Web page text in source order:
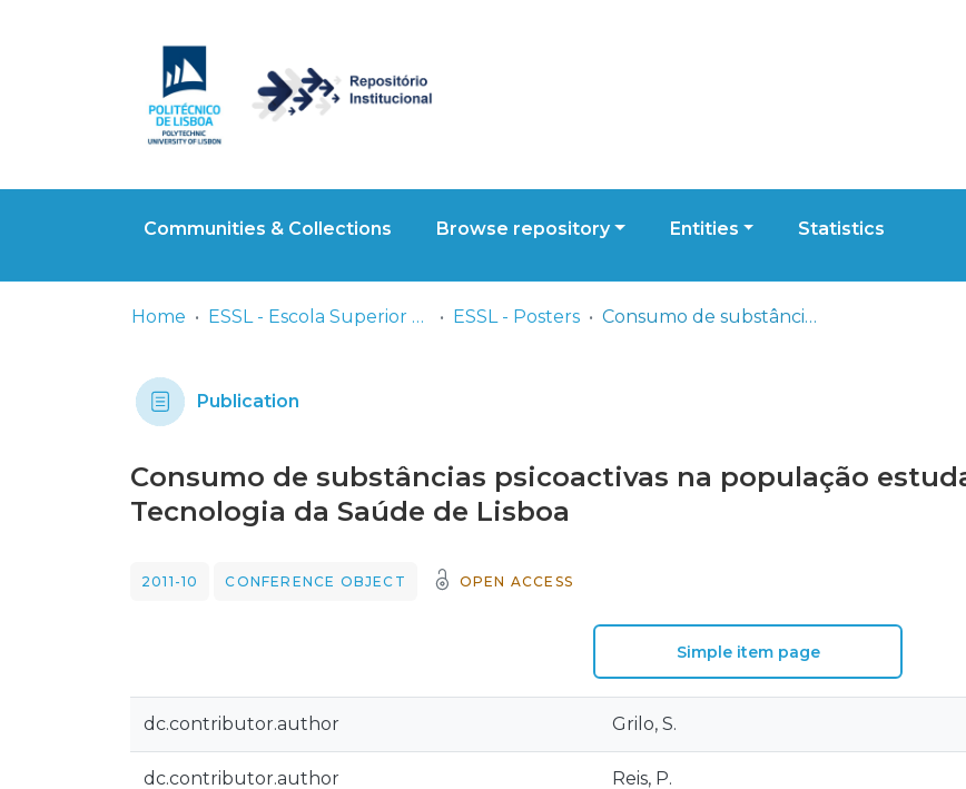
Communities & Collections Browse repository Entities Statistics
Home ESSL - Escola Superior de Saúde de Lisboa ESSL - Posters Consumo de substâncias psicoactivas na população estudantil da Escola Superior de Tecnologia da Saúde de Lisboa
Publication
Consumo de substâncias psicoactivas na população
Tecnologia da Saúde de Lisboa
2011-10 CONFERENCE OBJECT OPEN ACCESS
Simple item page
dc.contributor.author Grilo, S.
dc.contributor.author Reis, P.